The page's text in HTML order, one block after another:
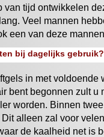
van tijd ontwikkelen
Veel mannen
een van deze
bij dagelijks gebruik?
in met voldoende
bent begonnen zult u
worden. Binnen
alleen zal voor
de kaalheid net is